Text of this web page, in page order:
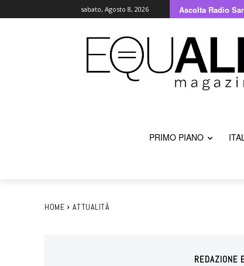
sabato, Agosto 8, 2026 Ascolta Radio
PRIMO PIANO
HOME ATTUALITÀ
REDAZIONE